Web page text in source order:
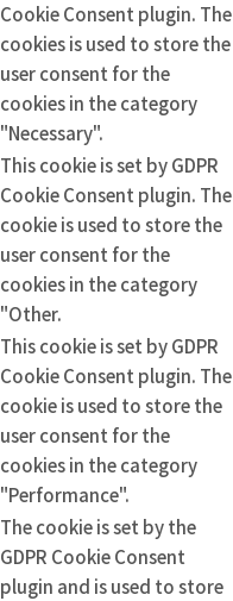
Cookie Consent plugin. The
cookies is used to store the
user consent for the
cookies in the category
"Necessary".
This cookie is set by GDPR
Cookie Consent plugin. The
cookie is used to store the
user consent for the
cookies in the category
"Other.
This cookie is set by GDPR
Cookie Consent plugin. The
cookie is used to store the
user consent for the
cookies in the category
"Performance".
The cookie is set by the
GDPR Cookie Consent
plugin and is used to store